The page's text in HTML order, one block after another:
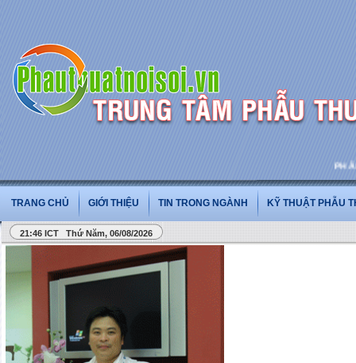
PHẪU
TRANG CHỦ GIỚI THIỆU TIN TRONG NGÀNH KỸ THUẬT PHẪU
21:46 ICT Thứ Năm, 06/08/2026